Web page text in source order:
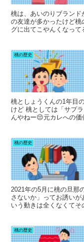
桃は、あいのりブラン
の友達が多かったけど桃
グに出てこやんくなっ
桃の歴史
桃としょうくんの1年目
けど 桃としては「サプ
んやねー😔元カレへの
桃の歴史
2021年の5月に桃の旦那
さないか」ってお誘いが
いう動きは全くなくて
桃の歴史